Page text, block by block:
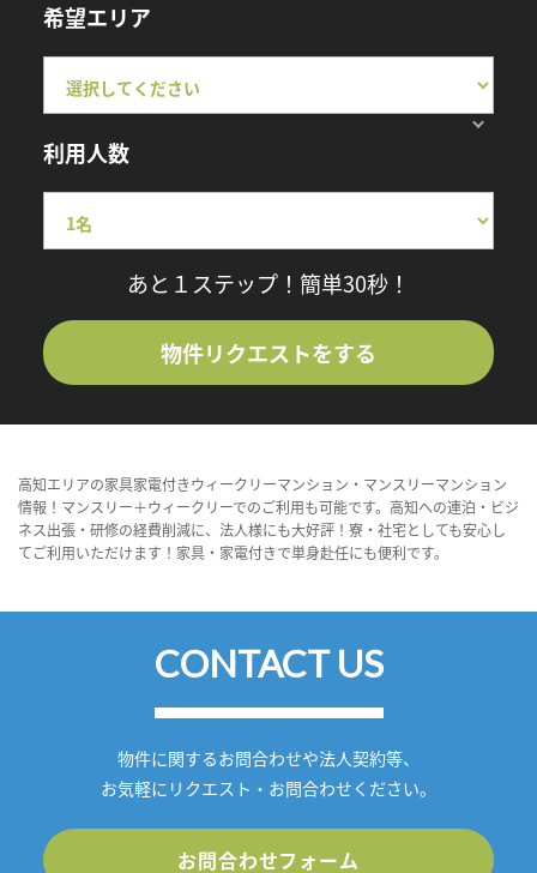
希望エリア
利用人数
あと１ステップ！簡単30秒！
物件リクエストをする
高知エリアの家具家電付きウィークリーマンション・マンスリーマンション
情報！マンスリー＋ウィークリーでのご利用も可能です。高知への連泊・ビジ
ネス出張・研修の経費削減に、法人様にも大好評！寮・社宅としても安心し
てご利用いただけます！家具・家電付きで単身赴任にも便利です。
CONTACT US
物件に関するお問合わせや法人契約等、
お気軽にリクエスト・お問合わせください。
お問合わせフォーム